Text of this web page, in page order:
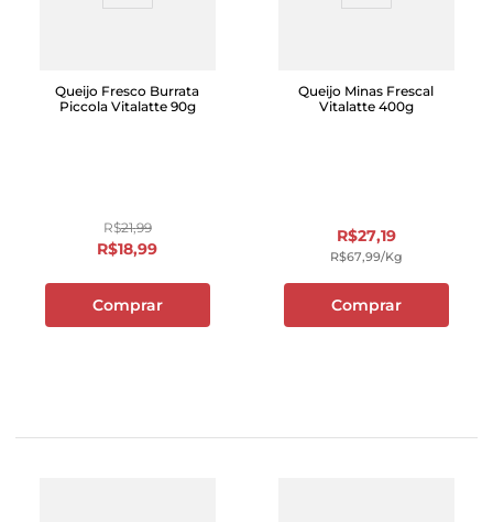
Queijo Fresco Burrata
Piccola Vitalatte 90g
R$21,99
R$18,99
Comprar
Queijo Minas Frescal
Vitalatte 400g
R$27,19
R$67,99/kg
Comprar